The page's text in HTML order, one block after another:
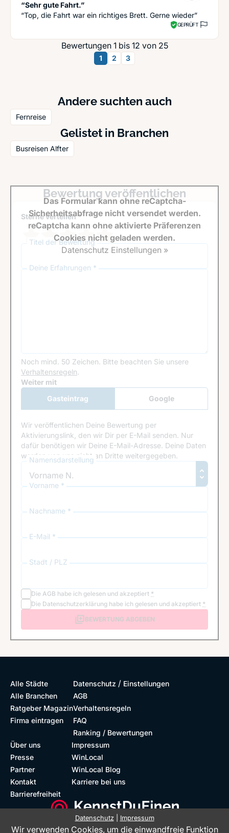
“Sehr gute Fahrt.”
“Top, die Fahrt war ein richtiges Brett. Gerne wieder”
GEPRÜFT
Bewertungen 1 bis 12 von 25
1 2 3
Andere suchten auch
Fernreise
Gelistet in Branchen
Busreisen Alfter
Bewertung veröffentlichen
Sterne verteilen *
Titel der Bewertung
Deine Erfahrungen *
Noch mind. 50 Zeichen. Bitte beachten Sie unsere
Verhaltensregeln.
Google Recaptcha
Weiter mit
Gasteintrag
Google
Anmeldung
Wir veröffentlichen Deine Bewertung per
Aktivierungslink, den wir Dir per E-Mail senden. Nur
dafür benötigen wir Deine E-Mail-Adresse. Deine Daten
werden von uns nicht an Dritte weitergegeben.
Namensdarstellung
Vorname *
Nachname *
E-Mail *
Stadt / PLZ
Die AGB habe ich gelesen und akzeptiert *
Die Datenschutzerklärung habe ich gelesen und akzeptiert *
BEWERTUNG ABGEBEN
Das Formular kann ohne reCaptcha-
Sicherheitsabfrage nicht versendet werden.
reCaptcha kann ohne aktivierte Präferenzen
Cookies nicht geladen werden.
Datenschutz Einstellungen »
Alle Städte
Alle Branchen
Ratgeber Magazin
Firma eintragen
Datenschutz / Einstellungen
AGB
Verhaltensregeln
FAQ
Ranking / Bewertungen
Über uns
Presse
Partner
Kontakt
Barrierefreiheit
Impressum
WinLocal
WinLocal Blog
Karriere bei uns
Datenschutz| Impressum
Wir verwenden Cookies, um die einwandfreie Funktion